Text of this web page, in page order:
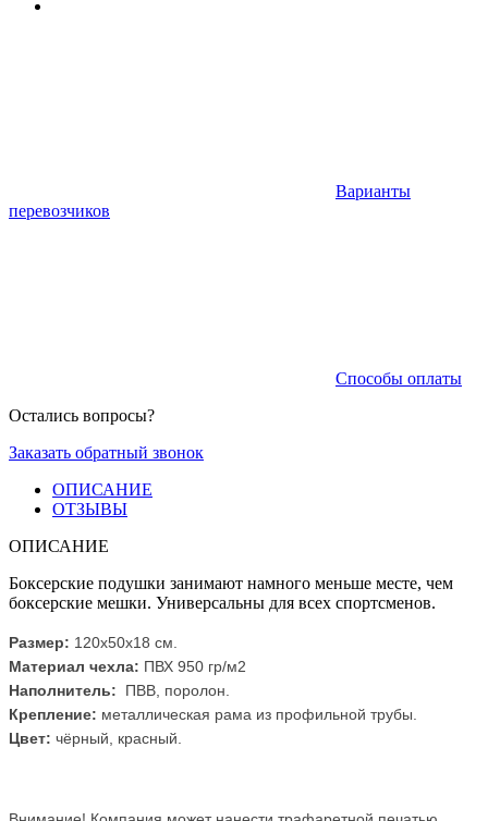
Варианты
перевозчиков
Способы оплаты
Остались вопросы?
Заказать обратный звонок
ОПИСАНИЕ
ОТЗЫВЫ
ОПИСАНИЕ
Боксерские подушки занимают намного меньше месте, чем
боксерские мешки. Универсальны для всех спортсменов.
Размер: 120х50х18 см.
Материал чехла: ПВХ 950 гр/м2
Наполнитель: ПВВ, поролон.
Крепление: металлическая рама из профильной трубы.
Цвет: чёрный, красный.